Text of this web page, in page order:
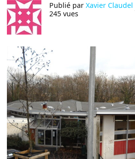
Publié parXavier Claudel
245 vues